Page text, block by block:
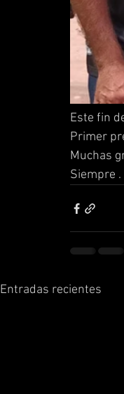
Este fin
Primer
Muchas
Siempre .
Entradas recientes